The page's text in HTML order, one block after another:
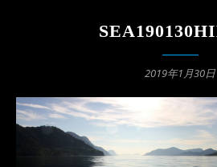
2019年1月30日